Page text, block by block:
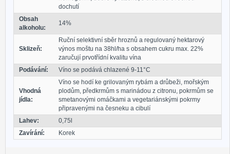
dochutí
Obsah
alkoholu:
14%
Sklizeň:
Ruční selektivní sběr hroznů a regulovaný hektarový
výnos moštu na 38hl/ha s obsahem cukru max. 22%
zaručují prvotřídní kvalitu vína
Podávání:
Víno se podává chlazené 9-11°C
Vhodná
jídla:
Víno se hodí ke grilovaným rybám a drůbeži, mořským
plodům, předkrmům s marinádou z citronu, pokrmům se
smetanovými omáčkami a vegetariánskými pokrmy
připravenými na česneku a cibulí
Lahev:
0,75l
Zavírání:
Korek